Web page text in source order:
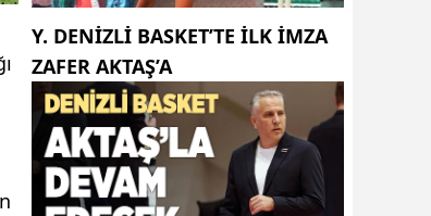
Y. DENIZLI BASKET’TE ILK IMZA
ZAFER AKTAŞ’A